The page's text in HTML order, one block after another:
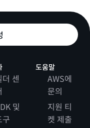
더 센
및
구
도움말
AWS에
문의
지원 티
켓 제출